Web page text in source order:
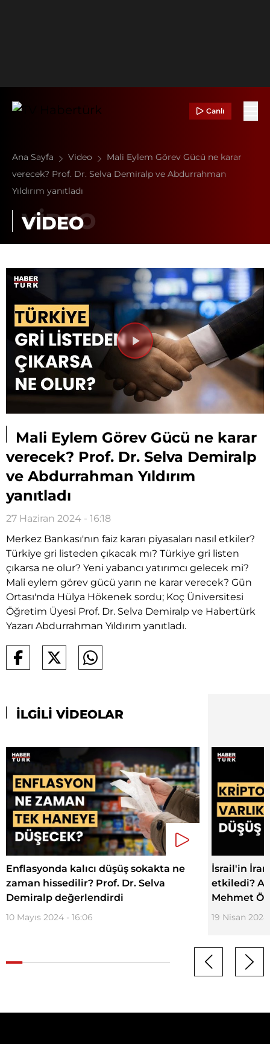
Canlı
Ana Sayfa Video
Mali Eylem Görev Gücü ne karar
verecek? Prof. Dr. Selva Demiralp ve Abdurrahman
Yıldırım yanıtladı
VİDEO
Videoyu
Oynat
Mali Eylem Görev Gücü ne karar
verecek? Prof. Dr. Selva Demiralp
ve Abdurrahman Yıldırım
yanıtladı
27 Haziran 2024 - 16:18
Merkez Bankası'nın faiz kararı piyasaları nasıl etkiler?
Türkiye gri listeden çıkacak mı? Türkiye gri listen
çıkarsa ne olur? Yeni yabancı yatırımcı gelecek mi?
Mali eylem görev gücü yarın ne karar verecek? Gün
Ortası'nda Hülya Hökenek sordu; Koç Üniversitesi
Öğretim Üyesi Prof. Dr. Selva Demiralp ve Habertürk
Yazarı Abdurrahman Yıldırım yanıtladı.
İLGİLİ VİDEOLAR
Enflasyonda kalıcı düşüş sokakta ne
zaman hissedilir? Prof. Dr. Selva
Demiralp değerlendirdi
10 Mayıs 2024 - 16:06
İsrail'in İran
etkiledi?
Mehmet
19 Nisan 2024